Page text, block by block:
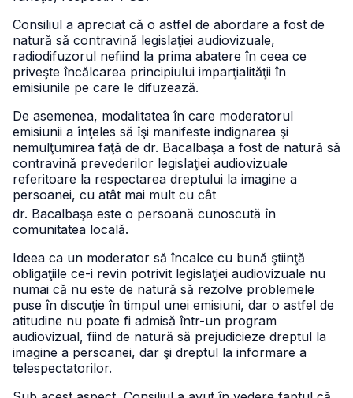
Consiliul a apreciat că o astfel de abordare a fost de
natură să contravină legislaţiei audiovizuale,
radiodifuzorul nefiind la prima abatere în ceea ce
priveşte încălcarea principiului imparţialităţii în
emisiunile pe care le difuzează.
De asemenea, modalitatea în care moderatorul
emisiunii a înţeles să îşi manifeste indignarea şi
nemulţumirea faţă de dr. Bacalbaşa a fost de natură să
contravină prevederilor legislaţiei audiovizuale
referitoare la respectarea dreptului la imagine a
persoanei, cu atât mai mult cu cât
dr. Bacalbaşa este o persoană cunoscută în
comunitatea locală.
Ideea ca un moderator să încalce cu bună ştiinţă
obligaţiile ce-i revin potrivit legislaţiei audiovizuale nu
numai că nu este de natură să rezolve problemele
puse în discuţie în timpul unei emisiuni, dar o astfel de
atitudine nu poate fi admisă într-un program
audiovizual, fiind de natură să prejudicieze dreptul la
imagine a persoanei, dar şi dreptul la informare a
telespectatorilor.